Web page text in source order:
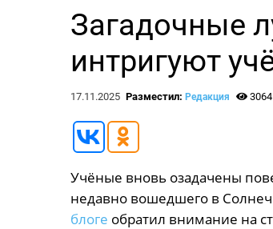
Загадочные
интригуют
17.11.2025 Разместил: Редакция 3064
Учёные вновь озадачены
недавно вошедшего в
блоге обратил внимание на